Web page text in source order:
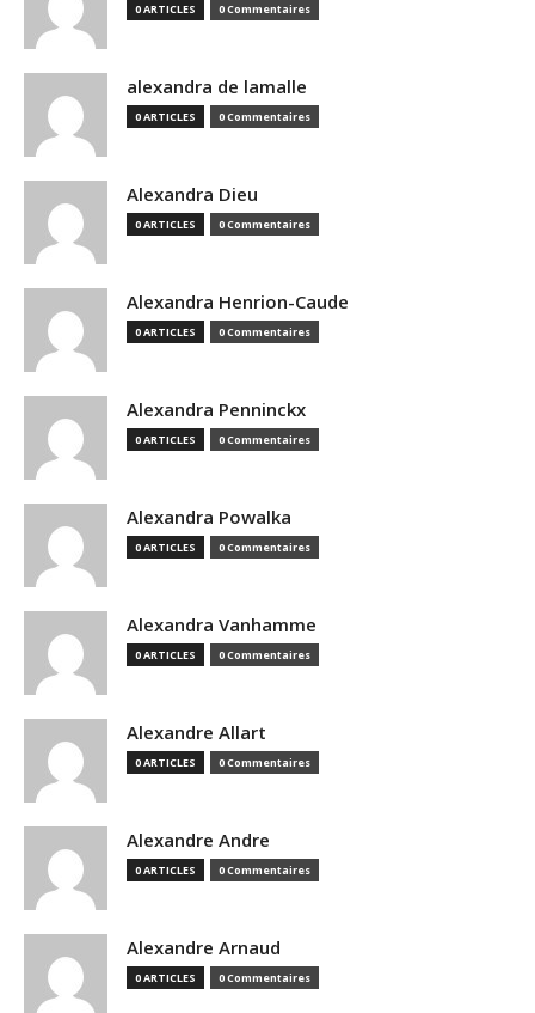
0 ARTICLES 0 Commentaires
alexandra de lamalle
0 ARTICLES 0 Commentaires
Alexandra Dieu
0 ARTICLES 0 Commentaires
Alexandra Henrion-Caude
0 ARTICLES 0 Commentaires
Alexandra Penninckx
0 ARTICLES 0 Commentaires
Alexandra Powalka
0 ARTICLES 0 Commentaires
Alexandra Vanhamme
0 ARTICLES 0 Commentaires
Alexandre Allart
0 ARTICLES 0 Commentaires
Alexandre Andre
0 ARTICLES 0 Commentaires
Alexandre Arnaud
0 ARTICLES 0 Commentaires